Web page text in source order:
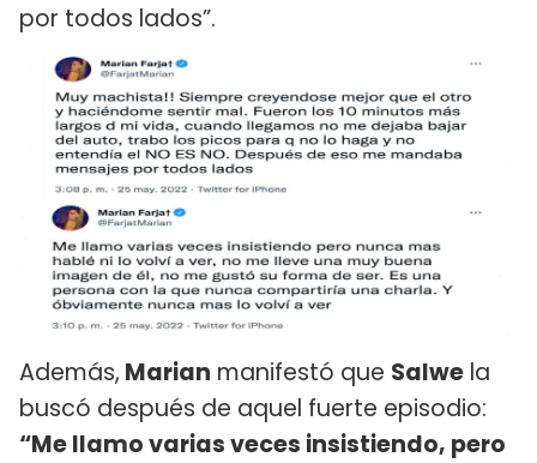
por todos lados”.
Además, Marian manifestó que Salwe la
buscó después de aquel fuerte episodio:
“Me llamo varias veces insistiendo, pero